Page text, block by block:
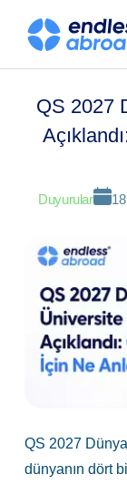
QS 2027
Duyurular
QS 2027 Dünya
dünyanın dört